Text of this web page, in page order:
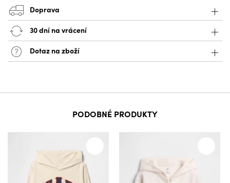
Doprava
30 dní na vrácení
Dotaz na zboží
PODOBNÉ PRODUKTY